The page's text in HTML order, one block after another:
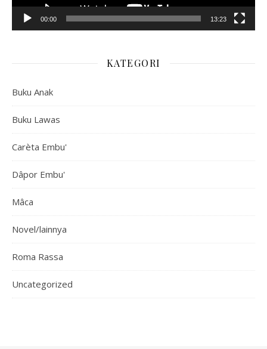
00:00 13:23
KATEGORI
Buku Anak
Buku Lawas
Carèta Embu'
Dâpor Embu'
Mâca
Novel/lainnya
Roma Rassa
Uncategorized